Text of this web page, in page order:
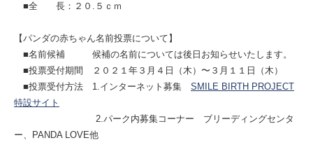
■全 長：２０.５ｃｍ
【パンダの赤ちゃん名前投票について】
■名前候補 候補の名前については後日お知らせいたします。
■投票受付期間 ２０２１年３月４日（木）〜３月１１日（木）
■投票受付方法 1.インターネット募集 SMILE BIRTH PROJECT
特設サイト
2.パーク内募集コーナー ブリーディングセンタ
ー、PANDA LOVE他